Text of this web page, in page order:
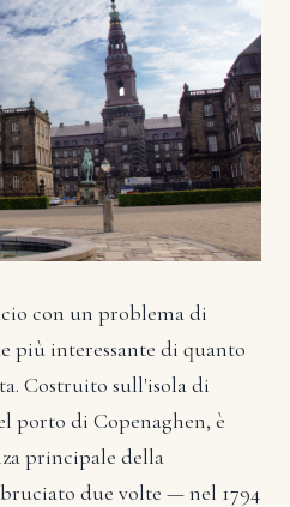
con un problema di
più interessante di quanto
Costruito sull'isola di
porto di Copenaghen, è
principale della
due volte — nel 1794